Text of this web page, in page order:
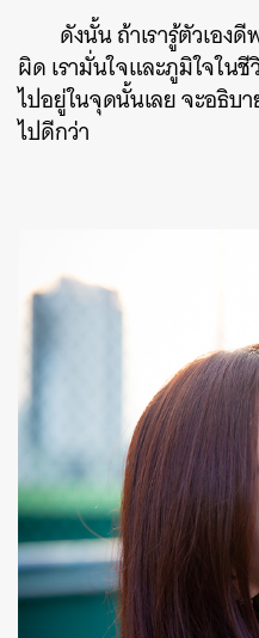
ดังนั้น ถ้าเรารู้ตัวเอง
ผิด เรามั่นใจและภูมิใจในชี
ไปอยู่ในจุดนั้นเลย จะอธิบ
ไปดีกว่า